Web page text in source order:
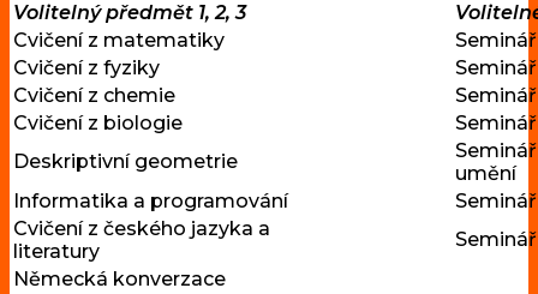
Volitelný předmět 1, 2, 3
Cvičení z matematiky
Cvičení z fyziky
Cvičení z chemie
Cvičení z biologie
Deskriptivní geometrie
umění
Informatika a programování
Cvičení z českého jazyka a
literatury
Německá konverzace